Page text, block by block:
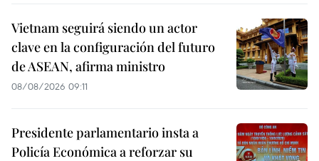
Vietnam seguirá siendo un actor
clave en la configuración del futuro
de ASEAN, afirma ministro
08/08/2026 09:11
Presidente parlamentario insta a
Policía Económica a reforzar su